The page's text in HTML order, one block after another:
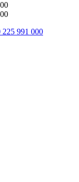
225 991 000